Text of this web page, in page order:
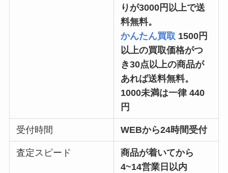
りが3000円以上で送
料無料。
かんたん買取 1500円
以上の買取価格がつ
き30点以上の商品が
あれば送料無料。
1000未満は一律 440
円
受付時間 WEBから24時間受付
査定スピード
商品が着いてから
4~14営業日以内